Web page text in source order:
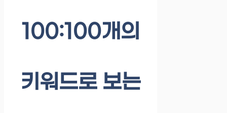
100:100개의
키워드로 보는